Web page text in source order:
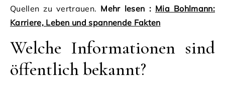
Quellen zu vertrauen. Mehr lesen : Mia Bohlmann:
Karriere, Leben und spannende Fakten
Welche Informationen sind
öffentlich bekannt?